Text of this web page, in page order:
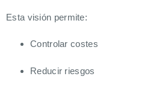
Esta visión permite:
Controlar costes
Reducir riesgos